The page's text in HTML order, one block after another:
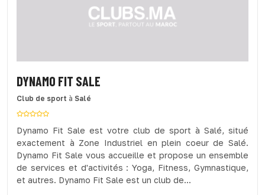
DYNAMO FIT SALE
Club de sport à Salé
Dynamo Fit Sale est votre club de sport à Salé, situé
exactement à Zone Industriel en plein coeur de Salé.
Dynamo Fit Sale vous accueille et propose un ensemble
de services et d'activités : Yoga, Fitness, Gymnastique,
et autres. Dynamo Fit Sale est un club de...